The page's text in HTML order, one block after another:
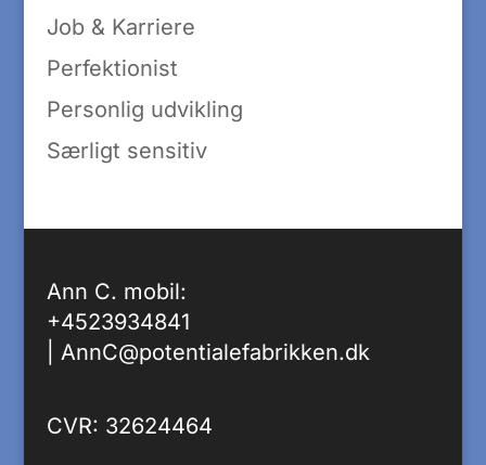
Job & Karriere
Perfektionist
Personlig udvikling
Særligt sensitiv
Ann C. mobil:
+4523934841
AnnC@potentialefabrikken.dk
CVR: 32624464